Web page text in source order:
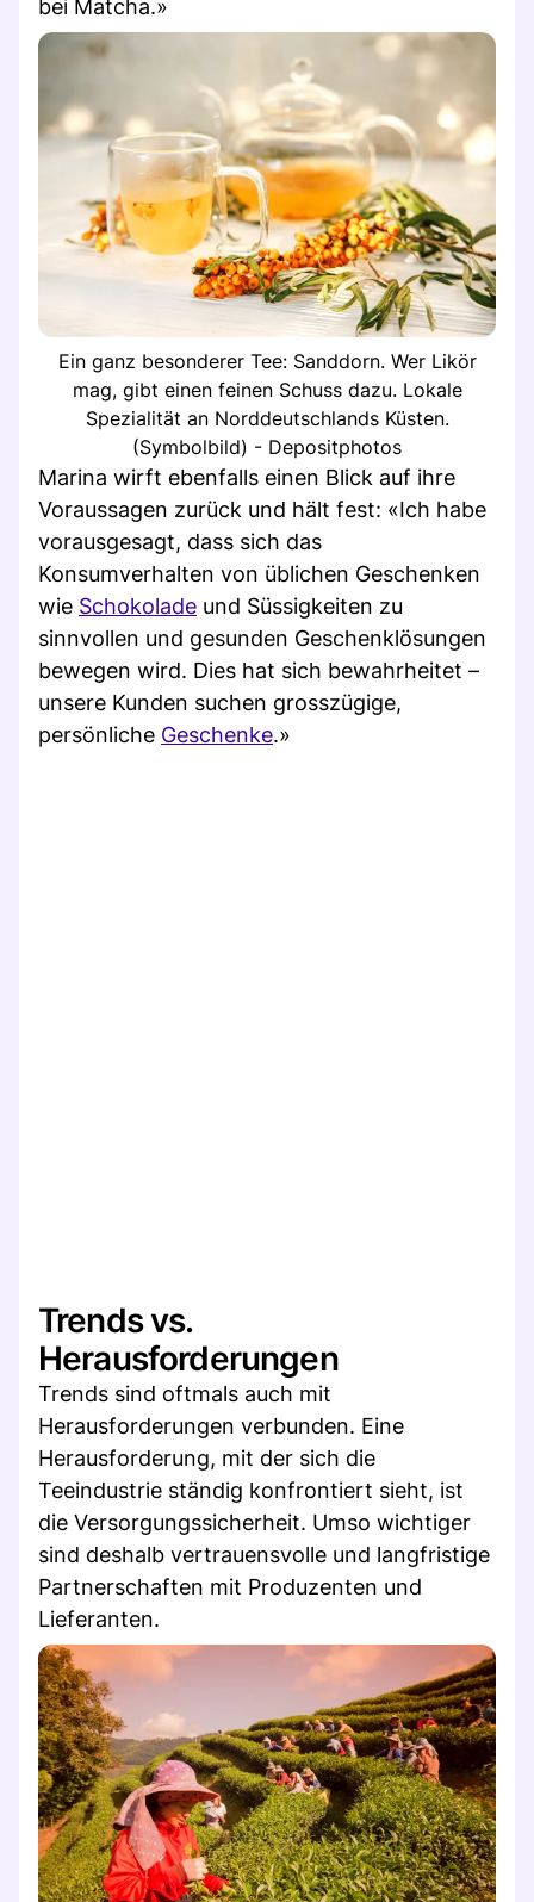
bei Matcha.»
Ein ganz besonderer Tee: Sanddorn. Wer Likör
mag, gibt einen feinen Schuss dazu. Lokale
Spezialität an Norddeutschlands Küsten.
(Symbolbild) - Depositphotos
Marina wirft ebenfalls einen Blick auf ihre
Voraussagen zurück und hält fest: «Ich habe
vorausgesagt, dass sich das
Konsumverhalten von üblichen Geschenken
wie Schokolade und Süssigkeiten zu
sinnvollen und gesunden Geschenklösungen
bewegen wird. Dies hat sich bewahrheitet –
unsere Kunden suchen grosszügige,
persönliche Geschenke.»
Trends vs.
Herausforderungen
Trends sind oftmals auch mit
Herausforderungen verbunden. Eine
Herausforderung, mit der sich die
Teeindustrie ständig konfrontiert sieht, ist
die Versorgungssicherheit. Umso wichtiger
sind deshalb vertrauensvolle und langfristige
Partnerschaften mit Produzenten und
Lieferanten.